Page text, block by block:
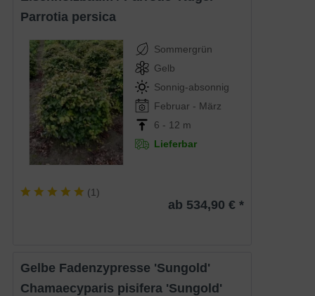
Parrotia persica
Sommergrün
Gelb
Sonnig-absonnig
Februar - März
6 - 12 m
Lieferbar
(1)
ab 534,90 € *
Gelbe Fadenzypresse 'Sungold'
Chamaecyparis pisifera 'Sungold'